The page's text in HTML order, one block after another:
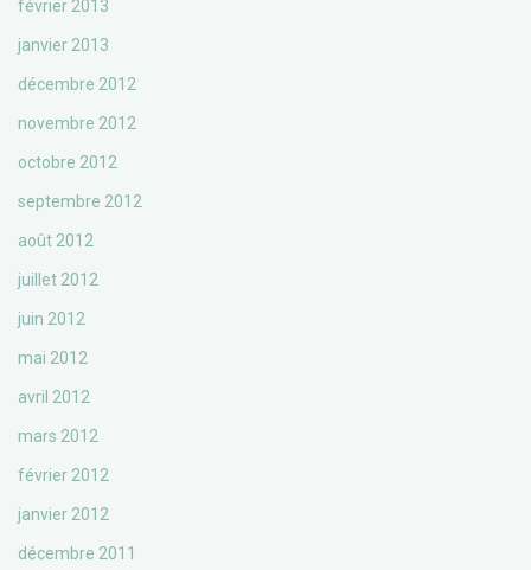
février 2013
janvier 2013
décembre 2012
novembre 2012
octobre 2012
septembre 2012
août 2012
juillet 2012
juin 2012
mai 2012
avril 2012
mars 2012
février 2012
janvier 2012
décembre 2011